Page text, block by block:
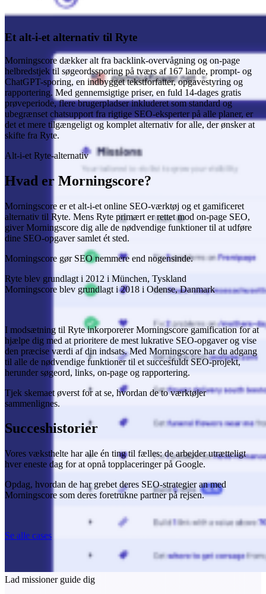
Lad missioner guide dig
Et alt-i-et alternativ til Ryte
Morningscore dækker alt fra backlink-overvågning og on-page
helbredstjek til søgeordssporing på tværs af 167 lande, prompt- og
ChatGPT-sporing, en indbygget tekstforfatter, opgavestyring og
rapportering. Med gennemsigtige priser, en fuld 14-dages gratis
prøveperiode, flere brugerpladser inkluderet som standard og
ubegrænset chatsupport fra rigtige SEO-eksperter på alle planer, er
det et mere tilgængeligt og komplet alternativ for alle, der ønsker at
skifte fra Ryte.
Alt-i-et Ryte-alternativ
Hvad er Morningscore?
Morningscore er et alt-i-et online SEO-værktøj og et gamificeret
alternativ til Ryte. Mens Ryte primært er rettet mod on-page SEO,
giver Morningscore dig alle de nødvendige funktioner til at udføre
dine SEO-opgaver samlet ét sted.
Morningscore gør SEO nemmere end nogensinde.
Ryte blev grundlagt i 2012 i München, Tyskland
Morningscore blev grundlagt i 2018 i Odense, Danmark
I modsætning til Ryte inkorporerer Morningscore gamification for at
hjælpe dig med at prioritere de mest lukrative SEO-opgaver og vise
den præcise værdi af din indsats. Med Morningscore har du adgang
til alle de nødvendige funktioner til et succesfuldt SEO-projekt,
herunder søgeord, links, on-page og rapportering.
Tjek skemaet øverst for at se, hvordan de to værktøjer
sammenlignes.
Succeshistorier
Vores væksthelte har alle én ting til fælles: de arbejder utrætteligt
hver eneste dag for at opnå topplaceringer på Google.
Opdag, hvordan de har grebet deres SEO-strategier an med
Morningscore som deres foretrukne partner på rejsen.
Se alle cases